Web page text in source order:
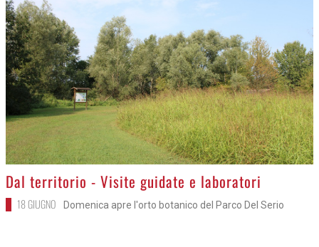
>
Dal territorio - Visite guidate e laboratori
18 GIUGNO Domenica apre l'orto botanico del Parco Del Serio